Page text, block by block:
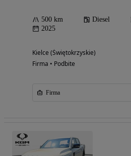
500 km Diesel
2025
Kielce (Świętokrzyskie)
Firma • Podbite
Firma